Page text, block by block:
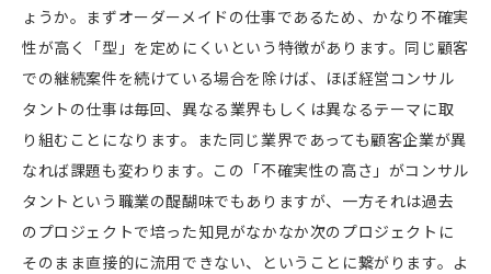
ょうか。まずオーダーメイドの仕事であるため、かなり不確実
性が高く「型」を定めにくいという特徴があります。同じ顧客
での継続案件を続けている場合を除けば、ほぼ経営コンサル
タントの仕事は毎回、異なる業界もしくは異なるテーマに取
り組むことになります。また同じ業界であっても顧客企業が異
なれば課題も変わります。この「不確実性の高さ」がコンサル
タントという職業の醍醐味でもありますが、一方それは過去
のプロジェクトで培った知見がなかなか次のプロジェクトに
そのまま直接的に流用できない、ということに繋がります。よ